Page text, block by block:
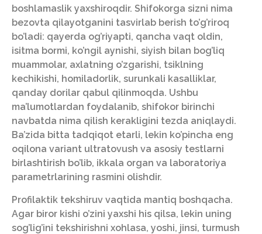
boshlamaslik yaxshiroqdir. Shifokorga sizni nima
bezovta qilayotganini tasvirlab berish to’g’riroq
bo’ladi: qayerda og’riyapti, qancha vaqt oldin,
isitma bormi, ko’ngil aynishi, siyish bilan bog’liq
muammolar, axlatning o’zgarishi, tsiklning
kechikishi, homiladorlik, surunkali kasalliklar,
qanday dorilar qabul qilinmoqda. Ushbu
ma’lumotlardan foydalanib, shifokor birinchi
navbatda nima qilish kerakligini tezda aniqlaydi.
Ba’zida bitta tadqiqot etarli, lekin ko’pincha eng
oqilona variant ultratovush va asosiy testlarni
birlashtirish bo’lib, ikkala organ va laboratoriya
parametrlarining rasmini olishdir.
Profilaktik tekshiruv vaqtida mantiq boshqacha.
Agar biror kishi o’zini yaxshi his qilsa, lekin uning
sog’lig’ini tekshirishni xohlasa, yoshi, jinsi, turmush